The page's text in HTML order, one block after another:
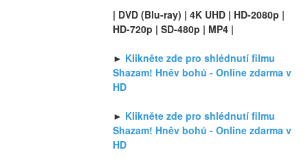
| DVD (Blu-ray) | 4K UHD | HD-2080p |
HD-720p | SD-480p | MP4 |
► Klikněte zde pro shlédnutí filmu
Shazam! Hněv bohů - Online zdarma v
HD
► Klikněte zde pro shlédnutí filmu
Shazam! Hněv bohů - Online zdarma v
HD